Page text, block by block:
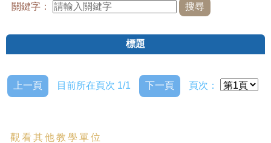
關鍵字：
標題
上一頁 目前所在頁次 1/1 下一頁 頁次：
觀看其他教學單位